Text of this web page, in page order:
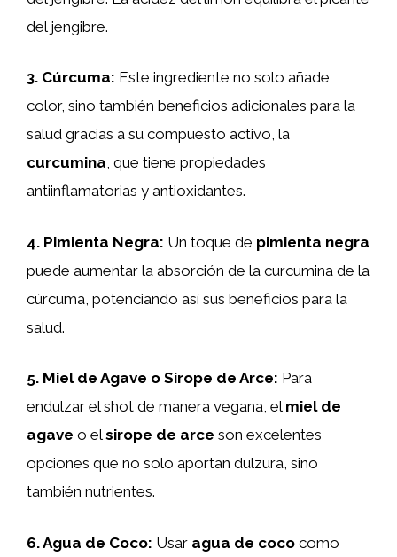
del jengibre.
3. Cúrcuma: Este ingrediente no solo añade
color, sino también beneficios adicionales para la
salud gracias a su compuesto activo, la
curcumina, que tiene propiedades
antiinflamatorias y antioxidantes.
4. Pimienta Negra: Un toque de pimienta negra
puede aumentar la absorción de la curcumina de la
cúrcuma, potenciando así sus beneficios para la
salud.
5. Miel de Agave o Sirope de Arce: Para
endulzar el shot de manera vegana, el miel de
agave o elsirope de arce son excelentes
opciones que no solo aportan dulzura, sino
también nutrientes.
6.Agua de Coco: Usar agua de coco como